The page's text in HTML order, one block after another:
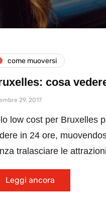
come muoversi
cosa
29, 2017
low cost per Bruxelles
in 24 ore,
tralasciare le
Leggi ancora